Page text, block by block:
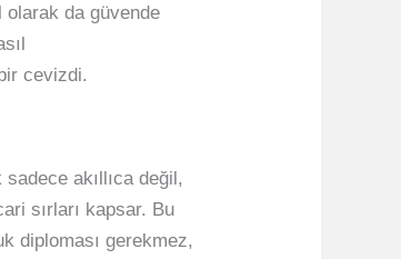
olarak da güvende
cevizdi.
akıllıca değil,
sırları kapsar. Bu
diploması gerekmez,